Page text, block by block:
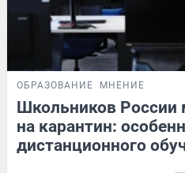
ОБРАЗОВАНИЕ МНЕНИЕ
Школьников России
на карантин:
дистанционного